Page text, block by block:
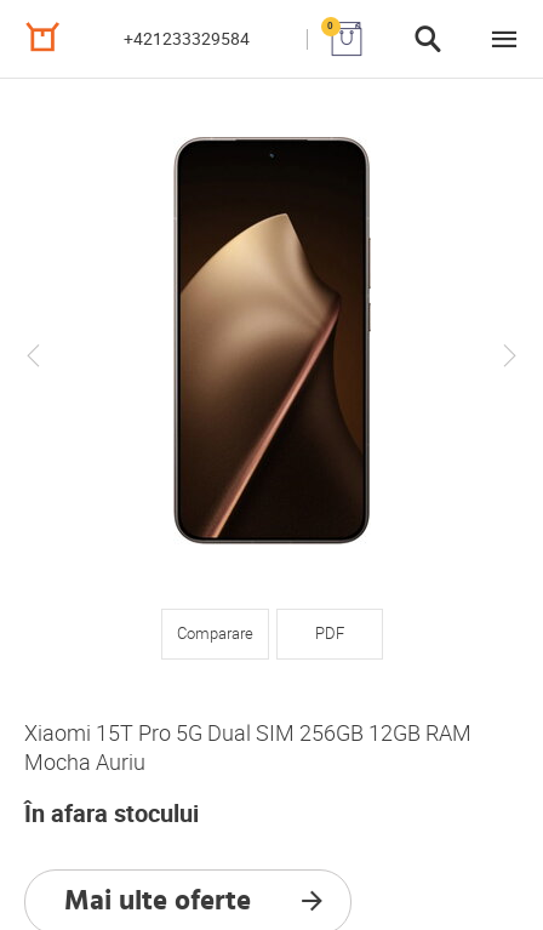
+421233329584
0
Comparare PDF
Xiaomi 15T Pro 5G Dual SIM 256GB 12GB RAM
Mocha Auriu
În afara stocului
Mai ulte oferte